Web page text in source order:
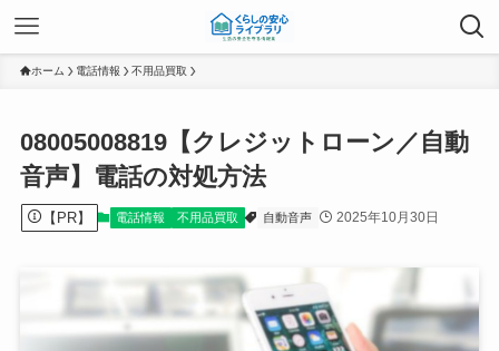
ホーム 電話情報 不用品買取
08005008819【クレジットローン／自動
音声】電話の対処方法
【PR】 電話情報 不用品買取 自動音声 2025年10月30日